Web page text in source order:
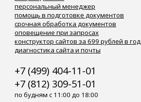
персональный менеджер
помощь в подготовке документов
срочная обработка документов
оповещение при запросах
конструктор сайтов за 699 рублей в год
диагностика сайта и почты
+7 (499) 404-11-01
+7 (812) 309-51-01
по будням с 11:00 до 18:00